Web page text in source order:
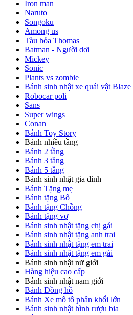
Iron man
Naruto
Songoku
Among us
Tàu hỏa Thomas
Batman - Người dơi
Mickey
Sonic
Plants vs zombie
Bánh sinh nhật xe quái vật Blaze
Robocar poli
Sans
Super wings
Conan
Bánh Toy Story
Bánh nhiều tầng
Bánh 2 tầng
Bánh 3 tầng
Bánh 5 tầng
Bánh sinh nhật gia đình
Bánh Tặng mẹ
Bánh tặng Bố
Bánh tặng Chồng
Bánh tặng vợ
Bánh sinh nhật tặng chị gái
Bánh sinh nhật tặng anh trai
Bánh sinh nhật tặng em trai
Bánh sinh nhật tặng em gái
Bánh sinh nhật nữ giới
Hàng hiệu cao cấp
Bánh sinh nhật nam giới
Bánh Đồng hồ
Bánh Xe mô tô phân khối lớn
Bánh sinh nhật hình rượu bia